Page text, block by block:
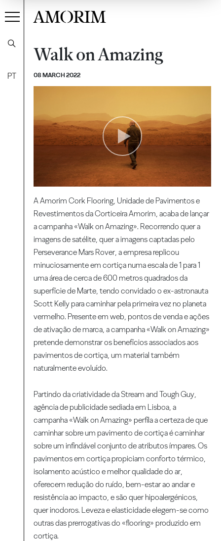
PT
AMORIM
Walk on Amazing
08 MARCH 2022
A Amorim Cork Flooring, Unidade de Pavimentos e
Revestimentos da Corticeira Amorim, acaba de lançar
a campanha «Walk on Amazing». Recorrendo quer a
imagens de satélite, quer a imagens captadas pelo
Perseverance Mars Rover, a empresa replicou
minuciosamente em cortiça numa escala de 1 para 1
uma área de cerca de 600 metros quadrados da
superfície de Marte, tendo convidado o ex-astronauta
Scott Kelly para caminhar pela primeira vez no planeta
vermelho. Presente em web, pontos de venda e ações
de ativação de marca, a campanha «Walk on Amazing»
pretende demonstrar os benefícios associados aos
pavimentos de cortiça, um material também
naturalmente evoluído.
Partindo da criatividade da Stream and Tough Guy,
agência de publicidade sediada em Lisboa, a
campanha «Walk on Amazing» perfila a certeza de que
caminhar sobre um pavimento de cortiça é caminhar
sobre um infindável conjunto de atributos ímpares. Os
pavimentos em cortiça propiciam conforto térmico,
isolamento acústico e melhor qualidade do ar,
oferecem redução do ruído, bem-estar ao andar e
resistência ao impacto, e são quer hipoalergénicos,
quer inodoros. Leveza e elasticidade elegem-se como
outras das prerrogativas do «flooring» produzido em
cortiça.